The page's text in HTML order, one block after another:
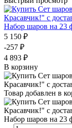
Набор шаров на 23
5 150 ₽
-257 ₽
4 893 ₽
В корзину
Товар добавлен в
Набор шаров на 23